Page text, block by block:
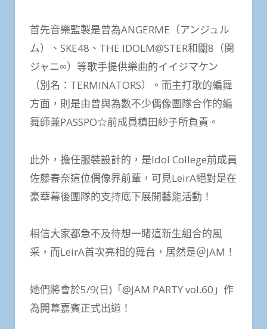
首先音樂監製是曾為ANGERME（アンジュル
ム）、SKE48、THE IDOLM@STER和關8（関
ジャニ∞）等歌手提供樂曲的イイジマケン
（別名：TERMINATORS）。而主打歌的編舞
方面，則是由曾與為數不少偶像團隊合作的編
舞師兼PASSPO☆前成員槙田紗子所負責。
此外，擔任服裝設計的，是Idol College前成員
佐藤春奈這位偶像界前輩，可見LeirA絕對是在
豪華幕後團隊的支持底下展開藝能活動！
相信大家都急不及待想一睹這新生組合的風
采，而LeirA首次亮相的舞台，居然是＠JAM！
她們將會於5/9(日)「@JAM PARTY vol.60」作
為開幕嘉賓正式出道！